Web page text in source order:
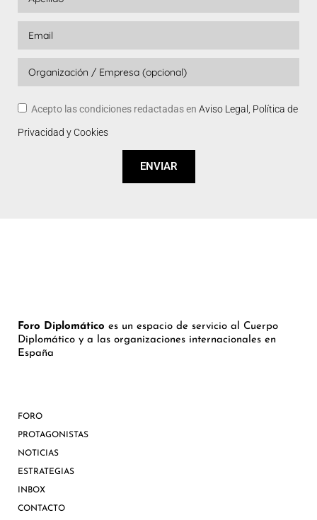
Acepto las condiciones redactadas en Aviso Legal, Política de
Privacidad y Cookies
ENVIAR
Foro Diplomático es un espacio de servicio al Cuerpo
Diplomático y a las organizaciones internacionales en
España
FORO
PROTAGONISTAS
NOTICIAS
ESTRATEGIAS
INBOX
CONTACTO